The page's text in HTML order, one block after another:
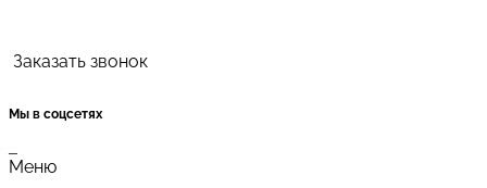
Заказать звонок
Мы в соцсетях
Меню